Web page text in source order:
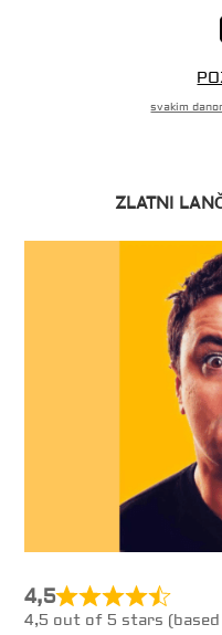
svakim
ZLATNI
4,5
4,5 out of 5 stars (based